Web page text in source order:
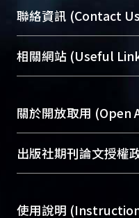
臺大位居世界頂尖大
展現本校豐碩的研究
機構典藏（NTUR）
台，成為臺大學術典
成果。
To permanently
profiles and scholarly
services of “NTU
聯絡資訊 (Contact
總館學科館員(Main
醫學圖書館學科館員
Sciences Library)
相關網站 (Useful
關於開放取用 (Open
開放取用是從使用者
動，應用在學術研究
用逐年攀升。同時可
出版社期刊論文授權
含部分內容的版權
使用說明